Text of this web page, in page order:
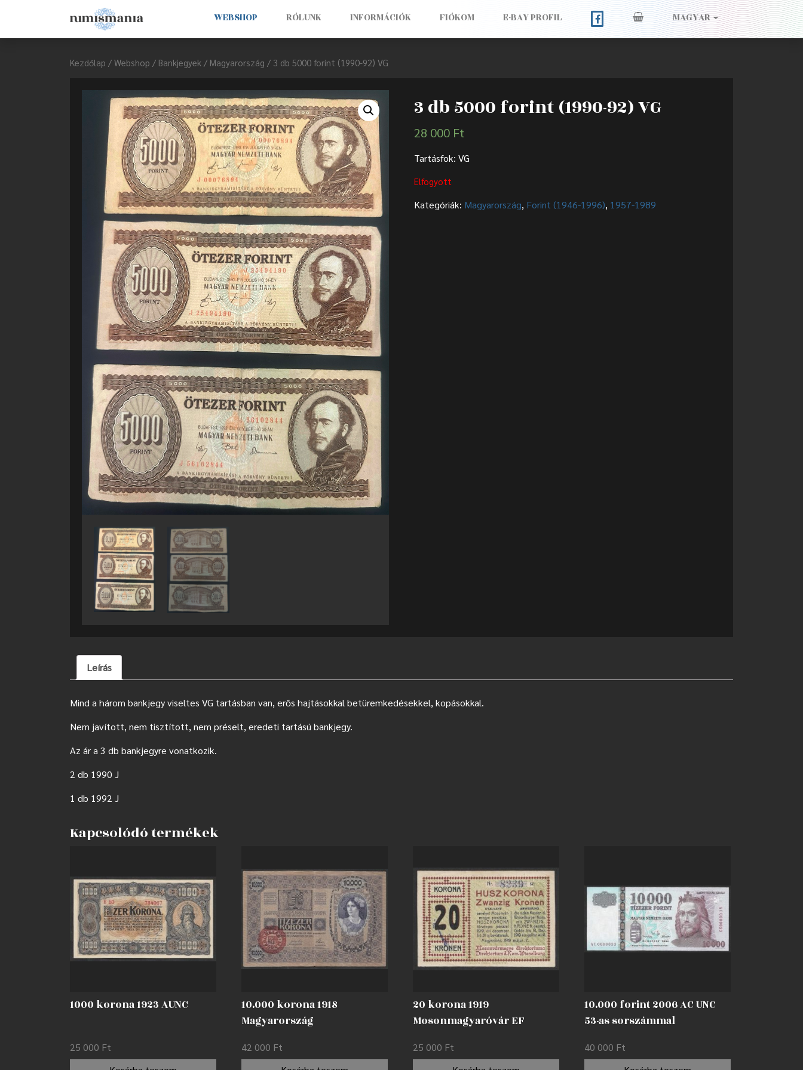
WEBSHOP RÓLUNK INFORMÁCIÓK FIÓKOM E-BAY PROFIL MAGYAR
Kezdőlap / Webshop / Bankjegyek / Magyarország / 3 db 5000 forint (1990-92) VG
3 db 5000 forint (1990-92) VG
28 000 Ft
Tartásfok: VG
Elfogyott
Kategóriák: Magyarország, Forint (1946-1996), 1957-1989
Leírás
Mind a három bankjegy viseltes VG tartásban van, erős hajtásokkal betüremkedésekkel, kopásokkal.
Nem javított, nem tisztított, nem préselt, eredeti tartású bankjegy.
Az ár a 3 db bankjegyre vonatkozik.
2 db 1990 J
1 db 1992 J
Kapcsolódó termékek
1000 korona 1923 AUNC
25 000 Ft
10.000 korona 1918
Magyarország
42 000 Ft
20 korona 1919
Mosonmagyaróvár EF
25 000 Ft
10.000 forint 2006 AC UNC
53-as sorszámmal
40 000 Ft